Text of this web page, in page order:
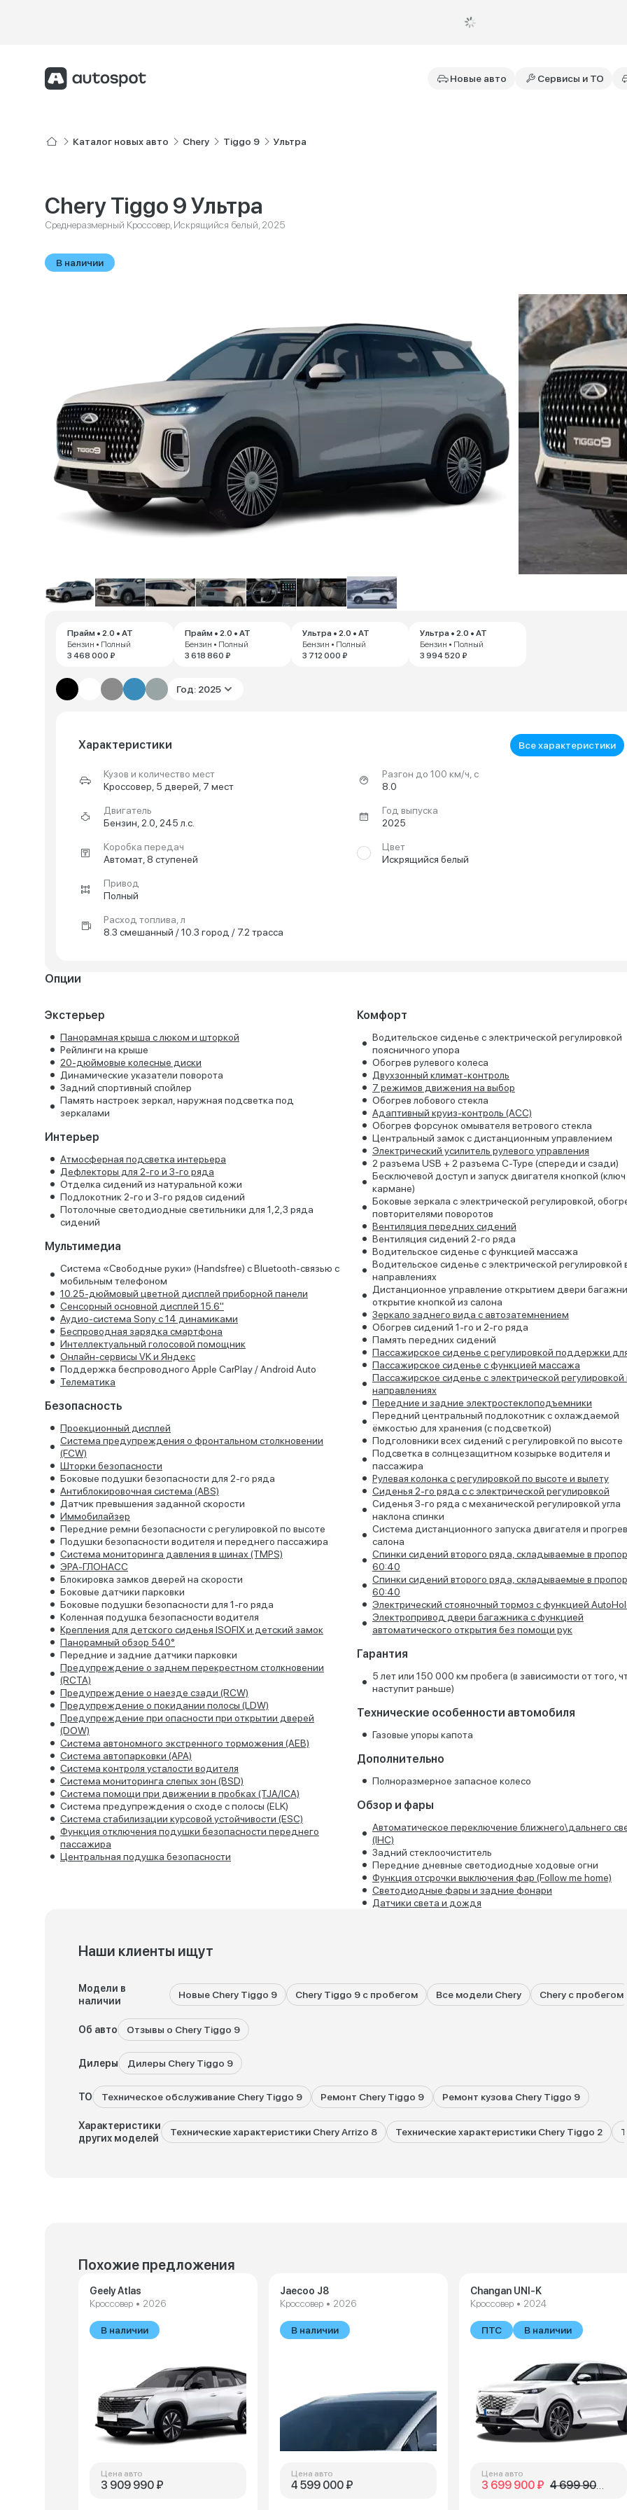
Новые авто Сервисы и ТО
Каталог новых авто Chery Tiggo 9 Ультра
Chery Tiggo 9 Ультра
Среднеразмерный Кроссовер, Искрящийся белый, 2025
В наличии
Прайм • 2.0 • AT
Бензин • Полный
3 468 000 ₽
Прайм • 2.0 • AT
Бензин • Полный
3 618 860 ₽
Ультра • 2.0 • AT
Бензин • Полный
3 712 000 ₽
Ультра • 2.0 • AT
Бензин • Полный
3 994 520 ₽
Год: 2025
Характеристики Все характеристики
Кузов и количество мест
Кроссовер, 5 дверей, 7 мест
Двигатель
Бензин, 2.0, 245 л.с.
Коробка передач
Автомат, 8 ступеней
Привод
Полный
Расход топлива, л
8.3 смешанный / 10.3 город / 7.2 трасса
Разгон до 100 км/ч, с
8.0
Год выпуска
2025
Цвет
Искрящийся белый
Опции
Экстерьер
Панорамная крыша с люком и шторкой
Рейлинги на крыше
20-дюймовые колесные диски
Динамические указатели поворота
Задний спортивный спойлер
Память настроек зеркал, наружная подсветка под
зеркалами
Интерьер
Атмосферная подсветка интерьера
Дефлекторы для 2-го и 3-го ряда
Отделка сидений из натуральной кожи
Подлокотник 2-го и 3-го рядов сидений
Потолочные светодиодные светильники для 1,2,3 ряда
сидений
Мультимедиа
Система «Свободные руки» (Handsfree) с Bluetooth-связью с
мобильным телефоном
10.25-дюймовый цветной дисплей приборной панели
Cенсорный основной дисплей 15.6"
Аудио-система Sony с 14 динамиками
Беспроводная зарядка смартфона
Интеллектуальный голосовой помощник
Онлайн-сервисы VK и Яндекс
Поддержка беспроводного Apple CarPlay / Android Auto
Телематика
Безопасность
Проекционный дисплей
Система предупреждения о фронтальном столкновении
(FCW)
Шторки безопасности
Боковые подушки безопасности для 2-го ряда
Антиблокировочная система (ABS)
Датчик превышения заданной скорости
Иммобилайзер
Передние ремни безопасности с регулировкой по высоте
Подушки безопасности водителя и переднего пассажира
Система мониторинга давления в шинах (TMPS)
ЭРА-ГЛОНАСС
Блокировка замков дверей на скорости
Боковые датчики парковки
Боковые подушки безопасности для 1-го ряда
Коленная подушка безопасности водителя
Крепления для детского сиденья ISOFIX и детский замок
Панорамный обзор 540°
Передние и задние датчики парковки
Предупреждение о заднем перекрестном столкновении
(RCTA)
Предупреждение о наезде сзади (RCW)
Предупреждение о покидании полосы (LDW)
Предупреждение при опасности при открытии дверей
(DOW)
Система автономного экстренного торможения (AEB)
Система автопарковки (APA)
Система контроля усталости водителя
Система мониторинга слепых зон (BSD)
Система помощи при движении в пробках (TJA/ICA)
Система предупреждения о сходе с полосы (ELK)
Система стабилизации курсовой устойчивости (ESC)
Функция отключения подушки безопасности переднего
пассажира
Центральная подушка безопасности
Комфорт
Водительское сиденье с электрической регулировкой
поясничного упора
Обогрев рулевого колеса
Двухзонный климат-контроль
7 режимов движения на выбор
Обогрев лобового стекла
Адаптивный круиз-контроль (ACC)
Обогрев форсунок омывателя ветрового стекла
Центральный замок с дистанционным управлением
Электрический усилитель рулевого управления
2 разъема USB + 2 разъема C-Type (спереди и сзади)
Бесключевой доступ и запуск двигателя кнопкой (ключ
кармане)
Боковые зеркала с электрической регулировкой,
повторителями поворотов
Вентиляция передних сидений
Вентиляция сидений 2-го ряда
Водительское сиденье с функцией массажа
Водительское сиденье с электрической регулировкой
направлениях
Дистанционное управление открытием двери
открытие кнопкой из салона
Зеркало заднего вида с автозатемнением
Обогрев сидений 1-го и 2-го ряда
Память передних сидений
Пассажирское сиденье с регулировкой поддержки
Пассажирское сиденье с функцией массажа
Пассажирское сиденье с электрической регулировкой
направлениях
Передние и задние электростеклоподъемники
Передний центральный подлокотник с охлаждаемой
ёмкостью для хранения (с подсветкой)
Подголовники всех сидений с регулировкой по высоте
Подсветка в солнцезащитном козырьке водителя и
пассажира
Рулевая колонка с регулировкой по высоте и вылету
Сиденья 2-го ряда с с электрической регулировкой
Сиденья 3-го ряда с механической регулировкой угла
наклона спинки
Система дистанционного запуска двигателя и
салона
Спинки сидений второго ряда, складываемые в
60:40
Спинки сидений второго ряда, складываемые в
60:40
Электрический стояночный тормоз с функцией
Электропривод двери багажника с функцией
автоматического открытия без помощи рук
Гарантия
5 лет или 150 000 км пробега (в зависимости от того,
наступит раньше)
Технические особенности автомобиля
Газовые упоры капота
Дополнительно
Полноразмерное запасное колесо
Обзор и фары
Автоматическое переключение ближнего\дальнего
(IHC)
Задний стеклоочиститель
Передние дневные светодиодные ходовые огни
Функция отсрочки выключения фар (Follow me home)
Cветодиодные фары и задние фонари
Датчики света и дождя
Наши клиенты ищут
Модели в
наличии
Новые Chery Tiggo 9 Chery Tiggo 9 с пробегом Все модели Chery Chery с пробегом
Об авто Отзывы о Chery Tiggo 9
Дилеры Дилеры Chery Tiggo 9
ТО Техническое обслуживание Chery Tiggo 9 Ремонт Chery Tiggo 9 Ремонт кузова Chery Tiggo 9
Характеристики
других моделей
Технические характеристики Chery Arrizo 8 Технические характеристики Chery Tiggo 2
Похожие предложения
Geely Atlas
Кроссовер • 2026
В наличии
Цена авто
3 909 990 ₽
Jaecoo J8
Кроссовер • 2026
В наличии
Цена авто
4 599 000 ₽
Changan UNI-K
Кроссовер • 2024
ПТС В наличии
Цена авто
3 699 900 ₽ 4 699 900 ₽